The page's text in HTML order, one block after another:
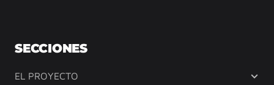
SECCIONES
EL PROYECTO